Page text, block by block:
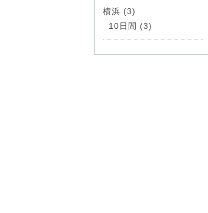
横浜 (3)
10日間 (3)